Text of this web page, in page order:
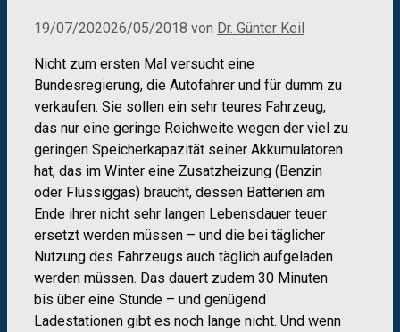
19/07/202026/05/2018 von Dr. Günter Keil
Nicht zum ersten Mal versucht eine
Bundesregierung, die Autofahrer und für dumm zu
verkaufen. Sie sollen ein sehr teures Fahrzeug,
das nur eine geringe Reichweite wegen der viel zu
geringen Speicherkapazität seiner Akkumulatoren
hat, das im Winter eine Zusatzheizung (Benzin
oder Flüssiggas) braucht, dessen Batterien am
Ende ihrer nicht sehr langen Lebensdauer teuer
ersetzt werden müssen – und die bei täglicher
Nutzung des Fahrzeugs auch täglich aufgeladen
werden müssen. Das dauert zudem 30 Minuten
bis über eine Stunde – und genügend
Ladestationen gibt es noch lange nicht. Und wenn